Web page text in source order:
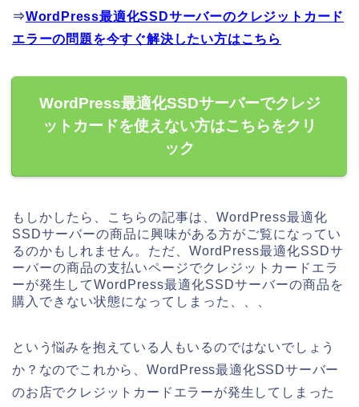
⇒WordPress最適化SSDサーバーのクレジットカード
エラーの問題を今すぐ解決したい方はこちら
WordPress最適化SSDサーバーでクレジ
ットカードを使えない方はこちらをクリ
ック
もしかしたら、こちらの記事は、WordPress最適化
SSDサーバーの商品に興味がある方がご覧になってい
るのかもしれません。ただ、WordPress最適化SSDサ
ーバーの商品の支払いページでクレジットカードエラ
ーが発生してWordPress最適化SSDサーバーの商品を
購入できない状態になってしまった、、、
という悩みを抱えている人もいるのではないでしょう
か？なのでこれから、WordPress最適化SSDサーバー
のお店でクレジットカードエラーが発生してしまった